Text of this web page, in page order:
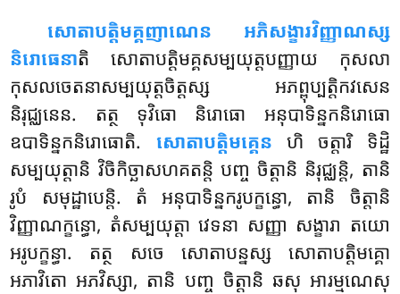
សោតាបត្តិមគ្គញាណេន អភិសង្ខារវិញ្ញាណស្ស
និរោធេនាតិ សោតាបត្តិមគ្គសម្បយុត្តបញ្ញាយ កុសលា
កុសលចេតនាសម្បយុត្តចិត្តស្ស អភព្ពុប្បត្តិកវសេន
និរុជ្ឈនេន. តត្ថ ទុវិធោ និរោធោ អនុបាទិន្នកនិរោធោ
ឧបាទិន្នកនិរោធោតិ. សោតាបត្តិមគ្គេន ហិ ចត្តារិ ទិដ្ឋិ
សម្បយុត្តានិ វិចិកិច្ឆាសហគតន្តិ បញ្ច ចិត្តានិ និរុជ្ឈន្តិ, តានិ
រូបំ សមុដ្ឋាបេន្តិ. តំ អនុបាទិន្នករូបក្ខន្ធោ, តានិ ចិត្តានិ
វិញ្ញាណក្ខន្ធោ, តំសម្បយុត្តា វេទនា សញ្ញា សង្ខារា តយោ
អរូបក្ខន្ធា. តត្ថ សចេ សោតាបន្នស្ស សោតាបត្តិមគ្គោ
អភាវិតោ អភវិស្សា, តានិ បញ្ច ចិត្តានិ ឆសុ អារម្មណេសុ